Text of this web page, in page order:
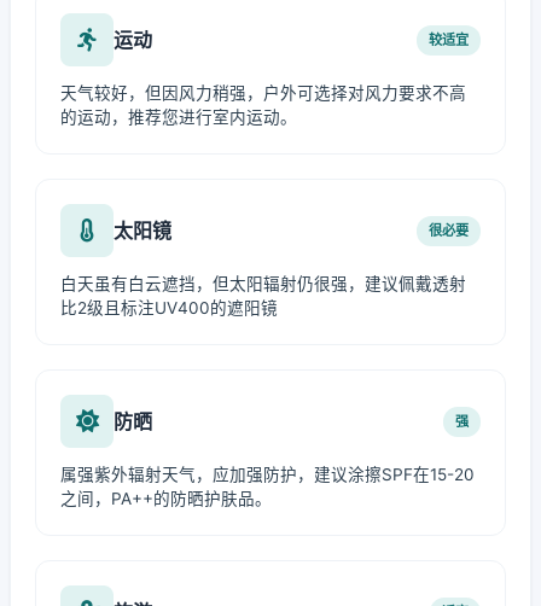
运动 较适宜
天气较好，但因风力稍强，户外可选择对风力要求不高
的运动，推荐您进行室内运动。
太阳镜 很必要
白天虽有白云遮挡，但太阳辐射仍很强，建议佩戴透射
比2级且标注UV400的遮阳镜
防晒 强
属强紫外辐射天气，应加强防护，建议涂擦SPF在15-20
之间，PA++的防晒护肤品。